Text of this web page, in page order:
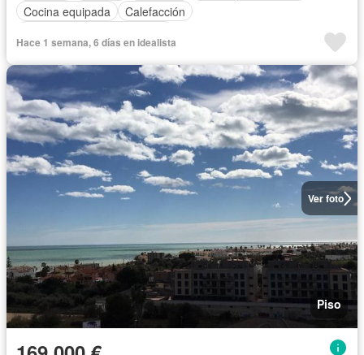
Cocina equipada
Calefacción
Hace 1 semana, 6 días en idealista
Ver foto
Piso